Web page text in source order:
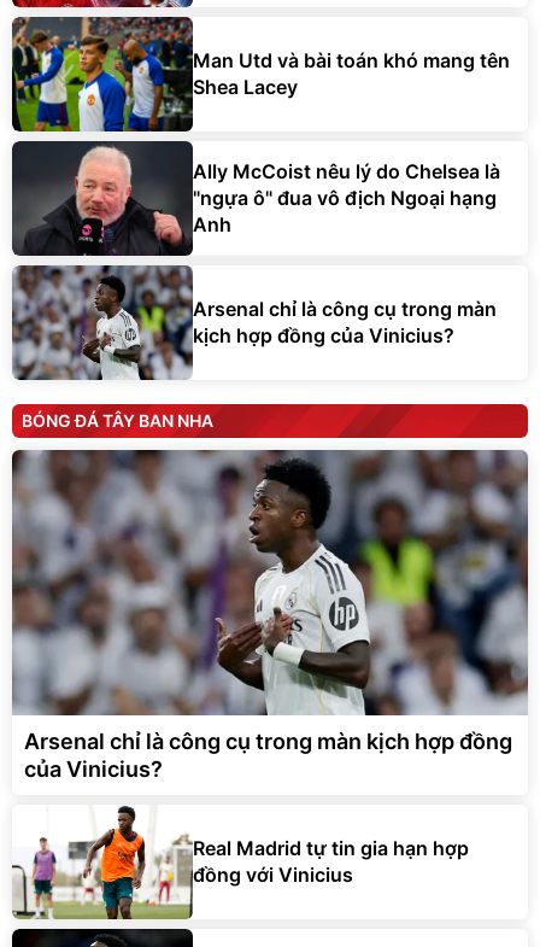
Man Utd và bài toán khó mang tên
Shea Lacey
Ally McCoist nêu lý do Chelsea là
"ngựa ô" đua vô địch Ngoại hạng
Anh
Arsenal chỉ là công cụ trong màn
kịch hợp đồng của Vinicius?
BÓNG ĐÁ TÂY BAN NHA
Arsenal chỉ là công cụ trong màn kịch hợp đồng
của Vinicius?
Real Madrid tự tin gia hạn hợp
đồng với Vinicius